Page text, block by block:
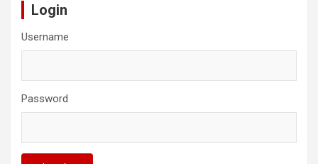
Login
Username
Password